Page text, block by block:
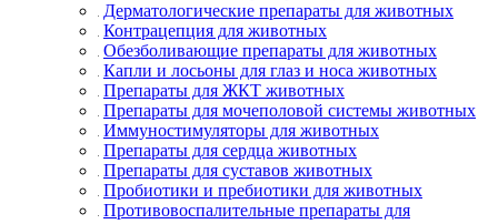
Дерматологические препараты для животных
Контрацепция для животных
Обезболивающие препараты для животных
Капли и лосьоны для глаз и носа животных
Препараты для ЖКТ животных
Препараты для мочеполовой системы животных
Иммуностимуляторы для животных
Препараты для сердца животных
Препараты для суставов животных
Пробиотики и пребиотики для животных
Противовоспалительные препараты для